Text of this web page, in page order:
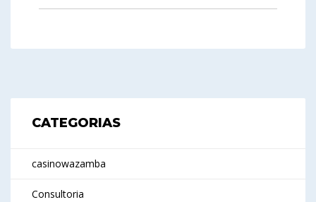
CATEGORIAS
casinowazamba
Consultoria